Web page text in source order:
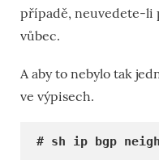
případě, neuvedete-li
vůbec.
A aby to nebylo tak
ve výpisech.
# sh ip bgp